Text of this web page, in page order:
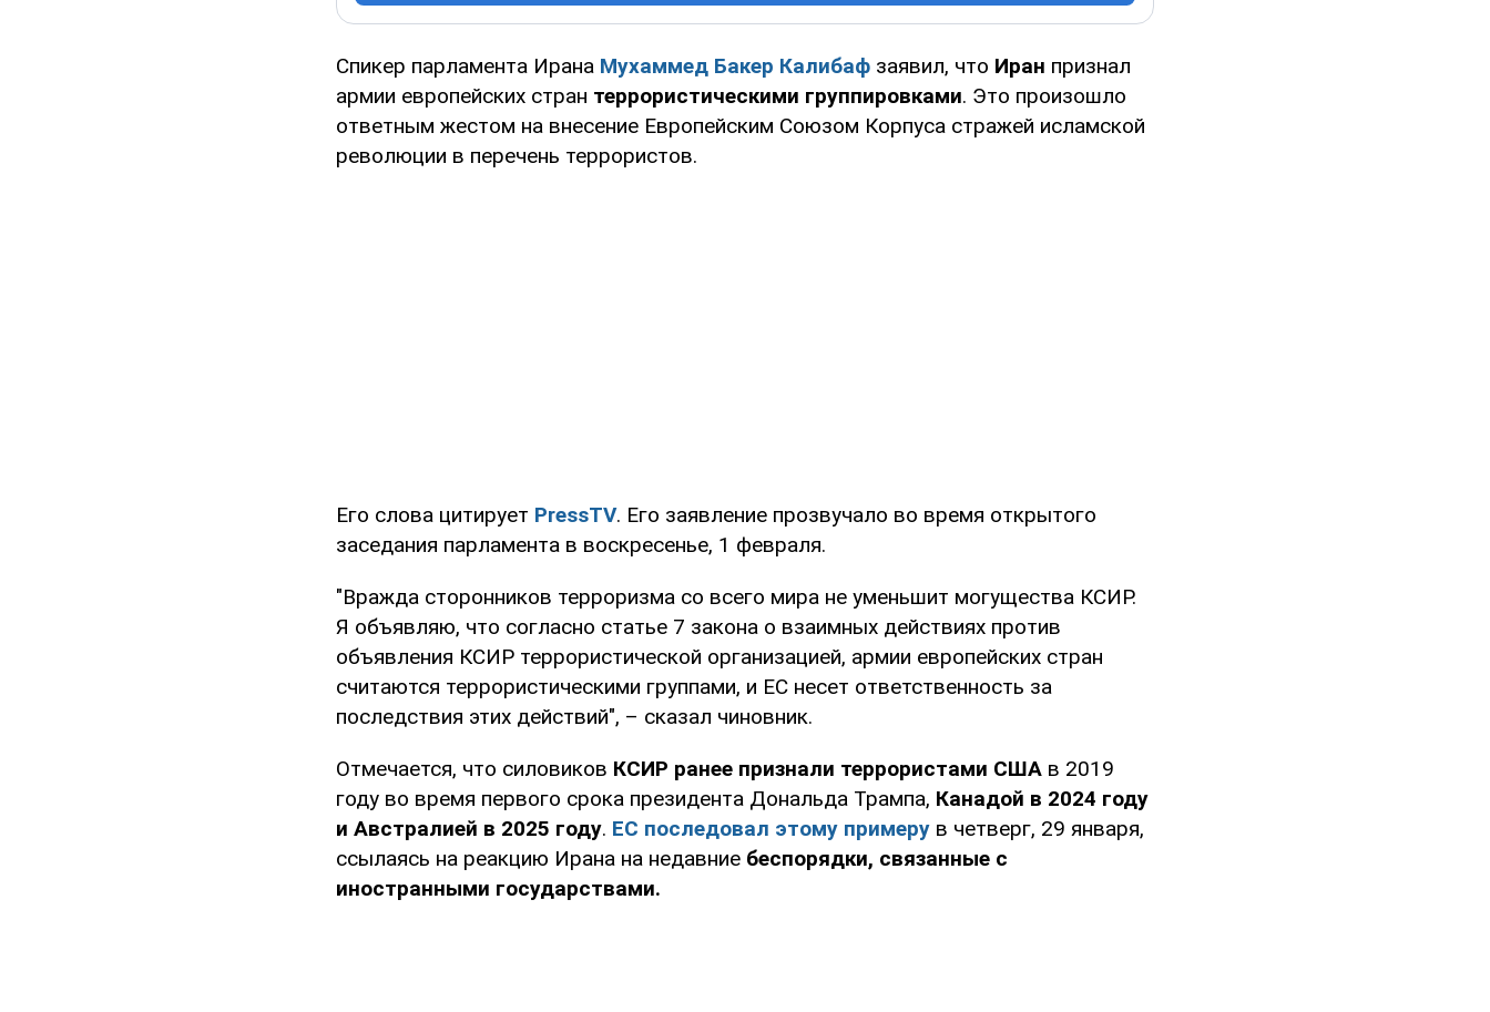
Спикер парламента Ирана Мухаммед Бакер Калибаф заявил, что Иран признал
армии европейских стран террористическими группировками. Это произошло
ответным жестом на внесение Европейским Союзом Корпуса стражей исламской
революции в перечень террористов.
Его слова цитирует PressTV. Его заявление прозвучало во время открытого
заседания парламента в воскресенье, 1 февраля.
"Вражда сторонников терроризма со всего мира не уменьшит могущества КСИР.
Я объявляю, что согласно статье 7 закона о взаимных действиях против
объявления КСИР террористической организацией, армии европейских стран
считаются террористическими группами, и ЕС несет ответственность за
последствия этих действий", – сказал чиновник.
Отмечается, что силовиков КСИР ранее признали террористами США в 2019
году во время первого срока президента Дональда Трампа, Канадой в 2024 году
и Австралией в 2025 году. ЕС последовал этому примеру в четверг, 29 января,
ссылаясь на реакцию Ирана на недавние беспорядки, связанные с
иностранными государствами.